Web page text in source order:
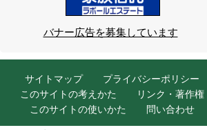
バナー広告を募集しています
サイトマップ
プライバシーポリシー
このサイトの考えかた
リンク・著作権
このサイトの使いかた
問い合わせ